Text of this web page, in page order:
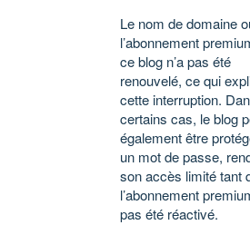
Le nom de domaine
l’abonnement
ce blog n’a pas été
renouvelé, ce qui
cette interruption.
certains cas, le blog
également être
un mot de passe,
son accès limité tant
l’abonnement
pas été réactivé.